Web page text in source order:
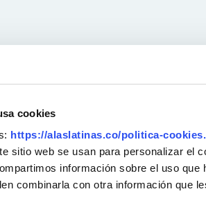
cookies
https://alaslatinas.co/politica-
sitio web se usan para personalizar el
información sobre el uso
combinarla con otra información que